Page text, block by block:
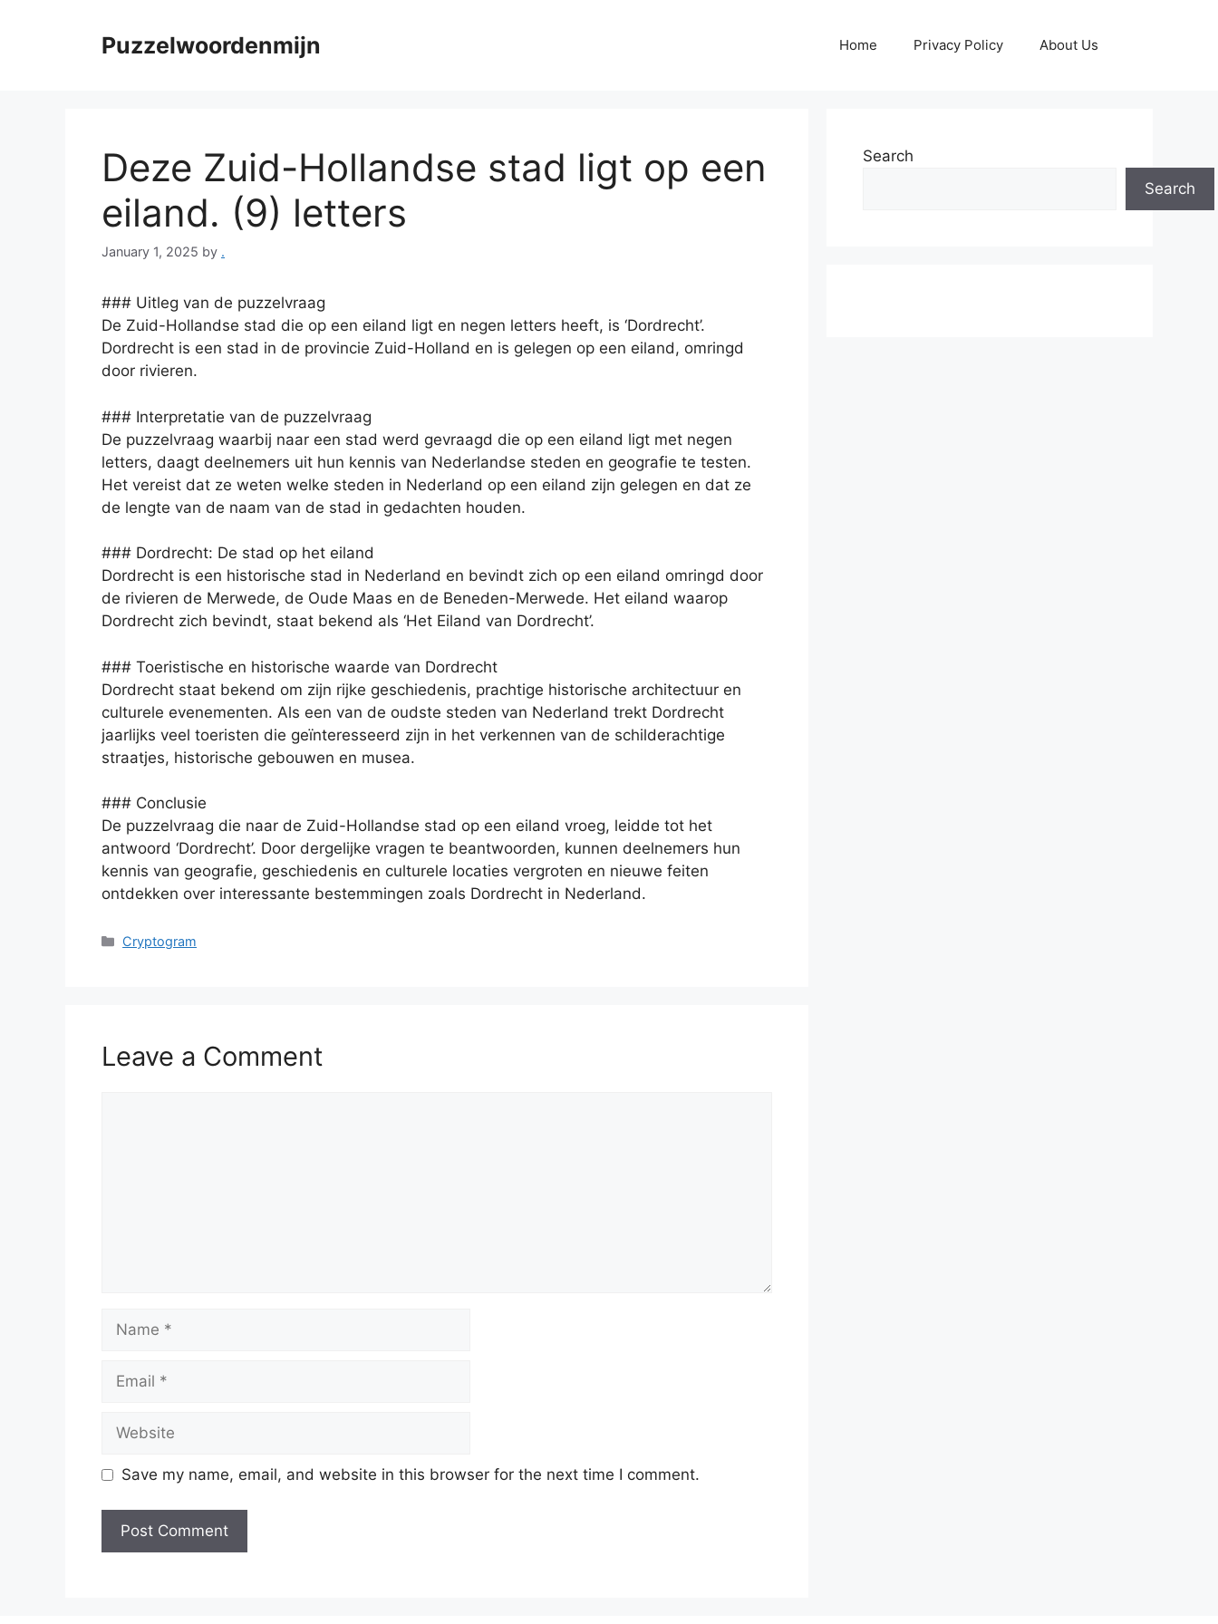
Puzzelwoordenmijn Home Privacy Policy About Us
Deze Zuid-Hollandse stad ligt op een
eiland. (9) letters
January 1, 2025 by .
### Uitleg van de puzzelvraag
De Zuid-Hollandse stad die op een eiland ligt en negen letters heeft, is ‘Dordrecht’.
Dordrecht is een stad in de provincie Zuid-Holland en is gelegen op een eiland, omringd
door rivieren.
### Interpretatie van de puzzelvraag
De puzzelvraag waarbij naar een stad werd gevraagd die op een eiland ligt met negen
letters, daagt deelnemers uit hun kennis van Nederlandse steden en geografie te testen.
Het vereist dat ze weten welke steden in Nederland op een eiland zijn gelegen en dat ze
de lengte van de naam van de stad in gedachten houden.
### Dordrecht: De stad op het eiland
Dordrecht is een historische stad in Nederland en bevindt zich op een eiland omringd door
de rivieren de Merwede, de Oude Maas en de Beneden-Merwede. Het eiland waarop
Dordrecht zich bevindt, staat bekend als ‘Het Eiland van Dordrecht’.
### Toeristische en historische waarde van Dordrecht
Dordrecht staat bekend om zijn rijke geschiedenis, prachtige historische architectuur en
culturele evenementen. Als een van de oudste steden van Nederland trekt Dordrecht
jaarlijks veel toeristen die geïnteresseerd zijn in het verkennen van de schilderachtige
straatjes, historische gebouwen en musea.
### Conclusie
De puzzelvraag die naar de Zuid-Hollandse stad op een eiland vroeg, leidde tot het
antwoord ‘Dordrecht’. Door dergelijke vragen te beantwoorden, kunnen deelnemers hun
kennis van geografie, geschiedenis en culturele locaties vergroten en nieuwe feiten
ontdekken over interessante bestemmingen zoals Dordrecht in Nederland.
Categories
Cryptogram
Leave a Comment
Name
Email
Website
Save my name, email, and website in this browser for the next time I comment.
Search
Search